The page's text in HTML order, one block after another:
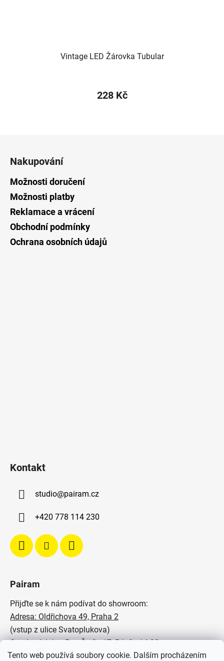
Tento web používá soubory cookie. Dalším procházením
Vintage LED Žárovka Tubular
228 Kč
Nakupování
Možnosti doručení
Možnosti platby
Reklamace a vrácení
Obchodní podmínky
Ochrana osobních údajů
Kontakt
studio@pairam.cz
+420 778 114 230
Pairam
Přijďte se k nám podívat do showroom:
Adresa: Oldřichova 49, Praha 2
(vstup z ulice Svatoplukova)
Otevírací doba: Po - Čt: 9 - 17, Pá: 9 - 14:30